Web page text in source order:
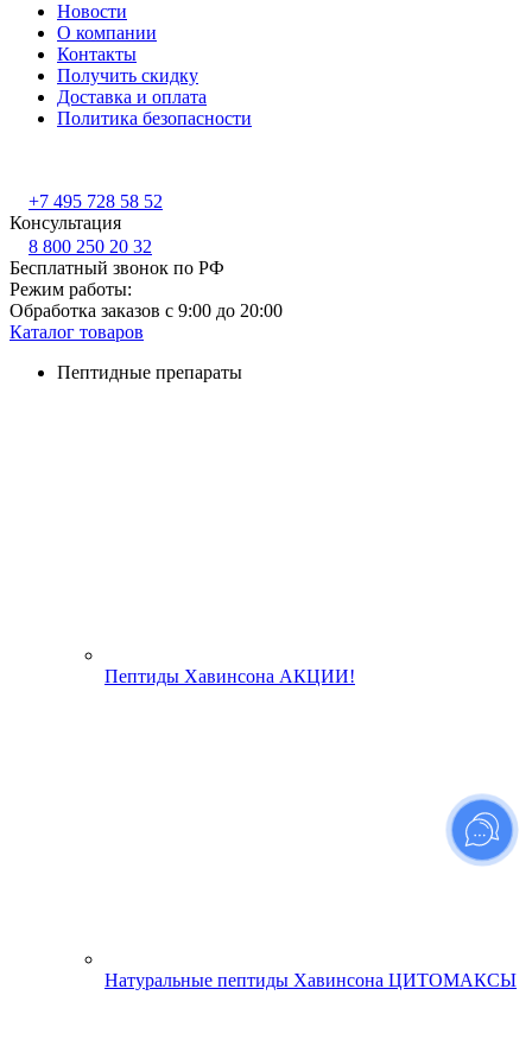
Новости
О компании
Контакты
Получить скидку
Доставка и оплата
Политика безопасности
+7 495 728 58 52
Консультация
8 800 250 20 32
Бесплатный звонок по РФ
Режим работы:
Обработка заказов с 9:00 до 20:00
Каталог товаров
Пептидные препараты
Пептиды Хавинсона АКЦИИ!
Натуральные пептиды Хавинсона ЦИТОМАКСЫ